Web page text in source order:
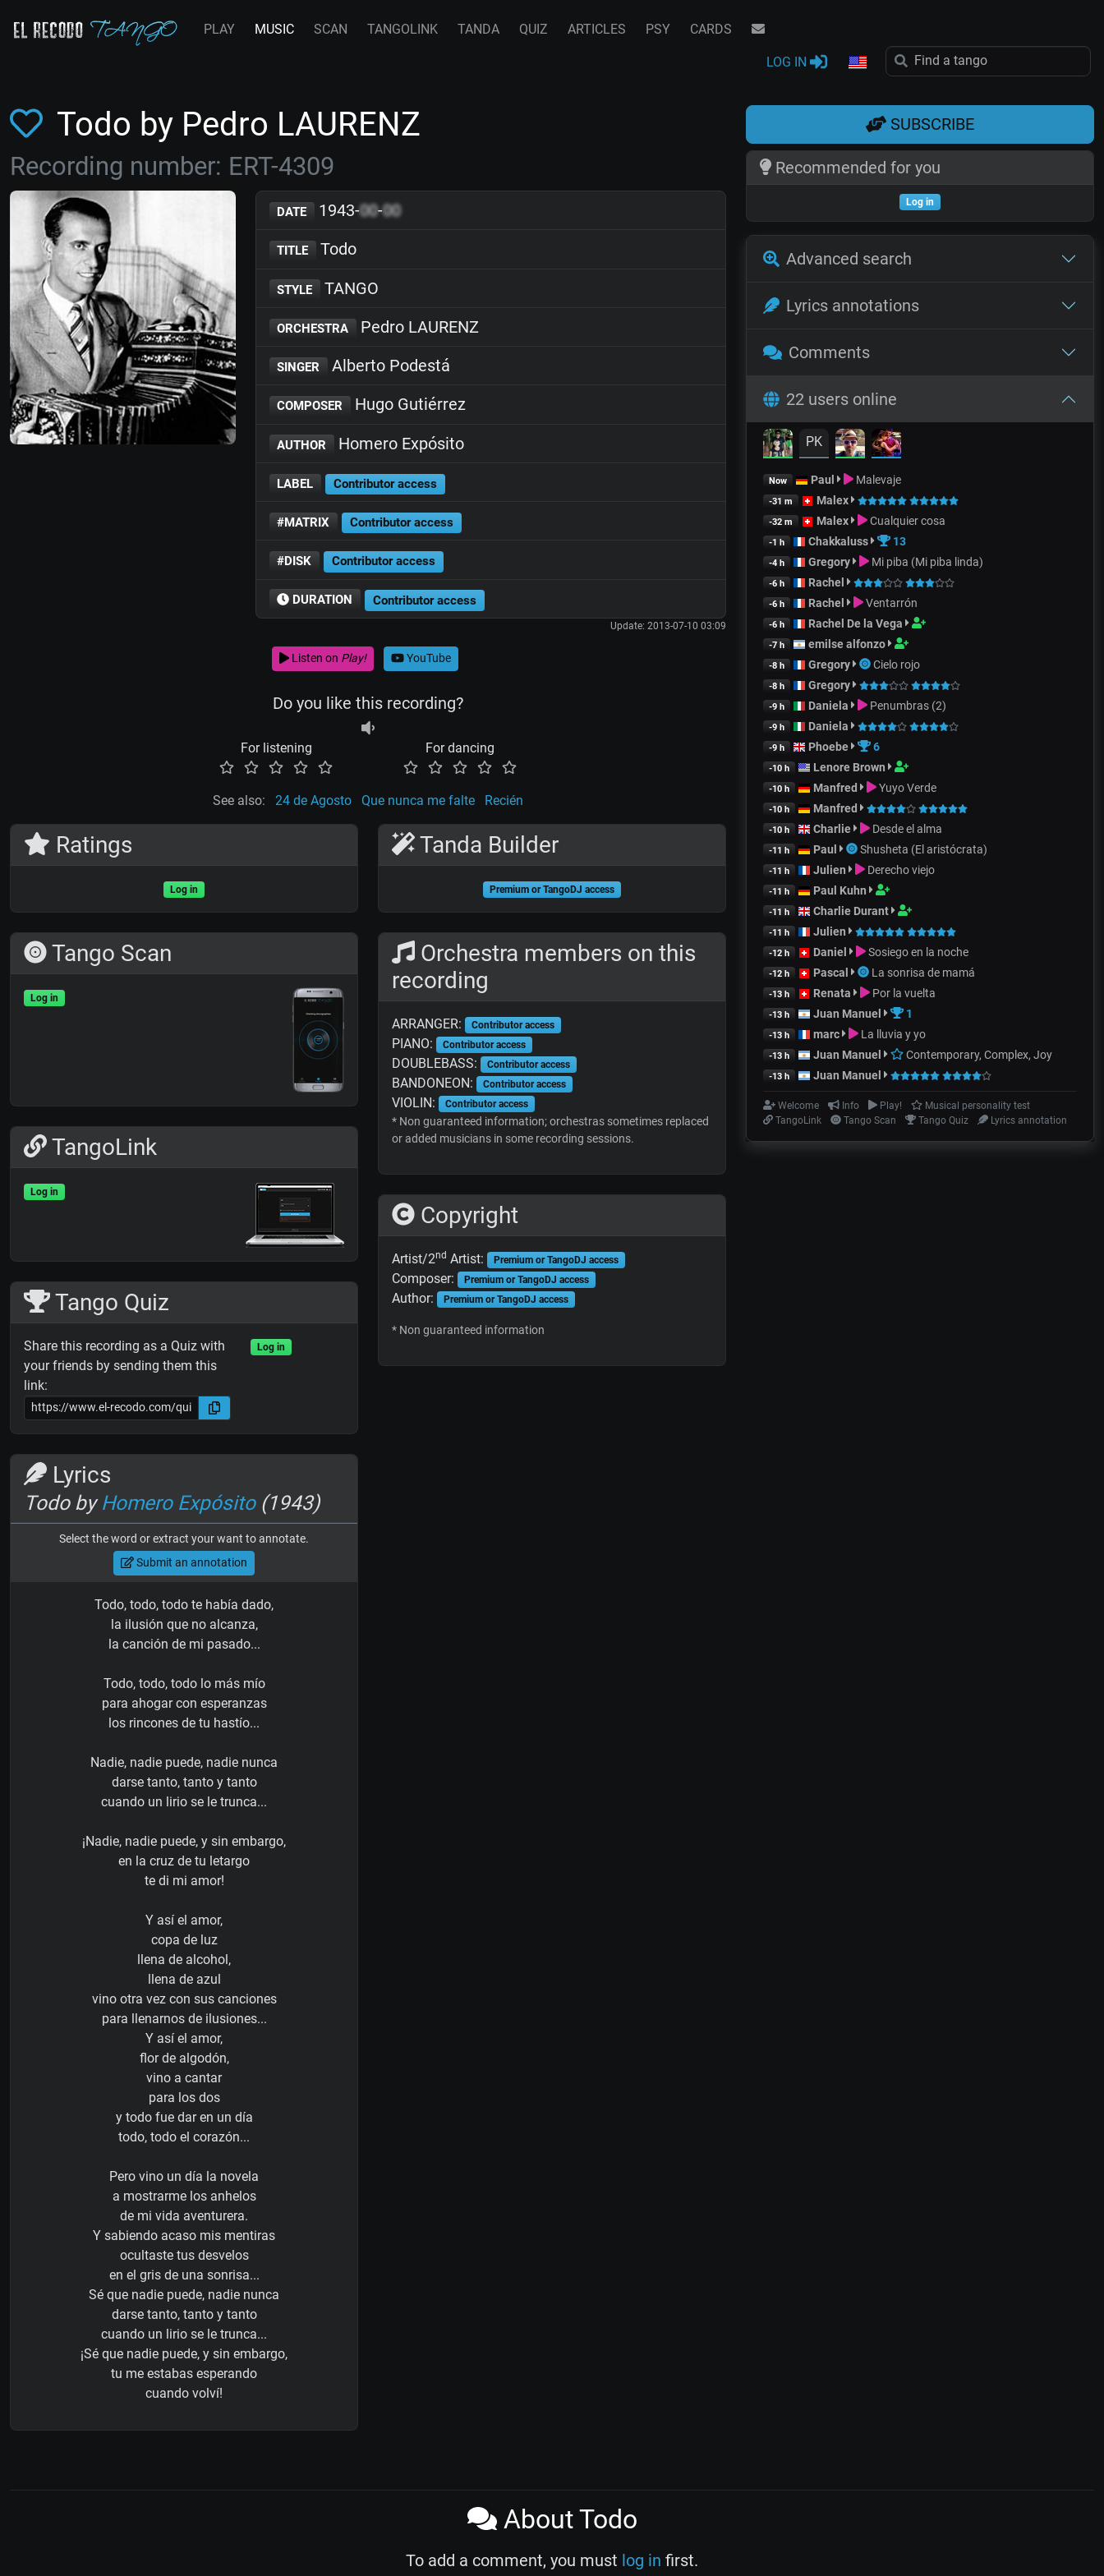
PLAY MUSIC SCAN TANGOLINK TANDA QUIZ ARTICLES PSY CARDS
LOG IN
Todo by Pedro LAURENZ
Recording number: ERT-4309
DATE 1943-00-00
TITLE Todo
STYLE TANGO
ORCHESTRA Pedro LAURENZ
SINGER Alberto Podestá
COMPOSER Hugo Gutiérrez
AUTHOR Homero Expósito
LABEL Contributor access
#MATRIX Contributor access
#DISK Contributor access
DURATION Contributor access
Update: 2013-07-10 03:09
Listen on Play! YouTube
Do you like this recording?
For listening For dancing
See also: 24 de Agosto Que nunca me falte Recién
Ratings
Log in
Tango Scan
Log in
TangoLink
Log in
Tango Quiz
Share this recording as a Quiz with
your friends by sending them this
link:
Log in
Lyrics
Todo byHomero Expósito(1943)
Select the word or extract your want to annotate.
Submit an annotation
Todo, todo, todo te había dado,
la ilusión que no alcanza,
la canción de mi pasado...
Todo, todo, todo lo más mío
para ahogar con esperanzas
los rincones de tu hastío...
Nadie, nadie puede, nadie nunca
darse tanto, tanto y tanto
cuando un lirio se le trunca...
¡Nadie, nadie puede, y sin embargo,
en la cruz de tu letargo
te di mi amor!
Y así el amor,
copa de luz
llena de alcohol,
llena de azul
vino otra vez con sus canciones
para llenarnos de ilusiones...
Y así el amor,
flor de algodón,
vino a cantar
para los dos
y todo fue dar en un día
todo, todo el corazón...
Pero vino un día la novela
a mostrarme los anhelos
de mi vida aventurera.
Y sabiendo acaso mis mentiras
ocultaste tus desvelos
en el gris de una sonrisa...
Sé que nadie puede, nadie nunca
darse tanto, tanto y tanto
cuando un lirio se le trunca...
¡Sé que nadie puede, y sin embargo,
tu me estabas esperando
cuando volví!
Tanda Builder
Premium or TangoDJ access
Orchestra members on this
recording
ARRANGER: Contributor access
PIANO: Contributor access
DOUBLEBASS: Contributor access
BANDONEON: Contributor access
VIOLIN: Contributor access
* Non guaranteed information; orchestras sometimes replaced
or added musicians in some recording sessions.
Copyright
Artist/2nd Artist: Premium or TangoDJ access
Composer: Premium or TangoDJ access
Author: Premium or TangoDJ access
* Non guaranteed information
SUBSCRIBE
Recommended for you
Log in
Advanced search
Lyrics annotations
Comments
22 users online
PK
Now Paul Malevaje
-31 m Malex
-32 m Malex Cualquier cosa
-1 h Chakkaluss 13
-4 h Gregory Mi piba (Mi piba linda)
-6 h Rachel
-6 h Rachel Ventarrón
-6 h Rachel De la Vega
-7 h emilse alfonzo
-8 h Gregory Cielo rojo
-8 h Gregory
-9 h Daniela Penumbras (2)
-9 h Daniela
-9 h Phoebe 6
-10 h Lenore Brown
-10 h Manfred Yuyo Verde
-10 h Manfred
-10 h Charlie Desde el alma
-11 h Paul Shusheta (El aristócrata)
-11 h Julien Derecho viejo
-11 h Paul Kuhn
-11 h Charlie Durant
-11 h Julien
-12 h Daniel Sosiego en la noche
-12 h Pascal La sonrisa de mamá
-13 h Renata Por la vuelta
-13 h Juan Manuel 1
-13 h marc La lluvia y yo
-13 h Juan Manuel Contemporary, Complex, Joy
-13 h Juan Manuel
Welcome Info Play!
Musical personality test
TangoLink
Tango Scan Tango Quiz Lyrics annotation
About Todo
To add a comment, you must log in first.